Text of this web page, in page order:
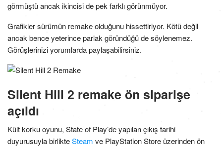
görmüştü ancak ikincisi de pek farklı görünmüyor.
Grafikler sürümün remake olduğunu hissettiriyor. Kötü değil
ancak bence yeterince parlak göründüğü de söylenemez.
Görüşlerinizi yorumlarda paylaşabilirsiniz.
Silent Hill 2 remake ön siparişe
açıldı
Kült korku oyunu, State of Play’de yapılan çıkış tarihi
duyurusuyla birlikteSteam ve PlayStation Store üzerinden ön